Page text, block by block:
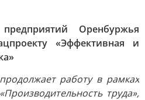
Оренбуржья
«Эффективная и
работу в рамках
труда»,